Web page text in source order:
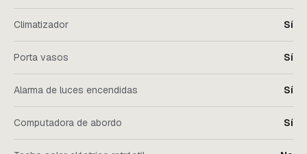
Climatizador Sí
Porta vasos Sí
Alarma de luces encendidas Sí
Computadora de abordo Sí